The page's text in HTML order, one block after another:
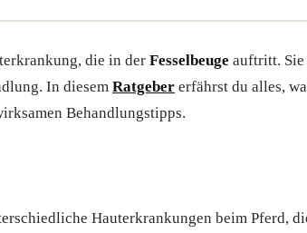
die in der Fesselbeuge auftritt. Sie
In diesem Ratgeber erfährst du alles,
Behandlungstipps.
Hauterkrankungen beim Pferd,